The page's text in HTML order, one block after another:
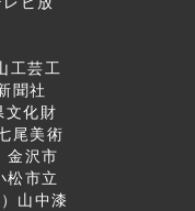
工芸工
聞社
化財
尾美術
金沢市
市立
山中漆